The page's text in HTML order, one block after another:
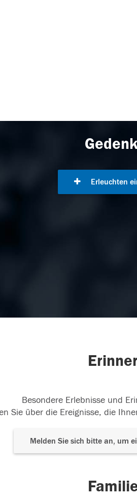
Erleuchten
Besondere Erlebnisse und
Sie über die Ereignisse, die
Melden Sie sich bitte an, um